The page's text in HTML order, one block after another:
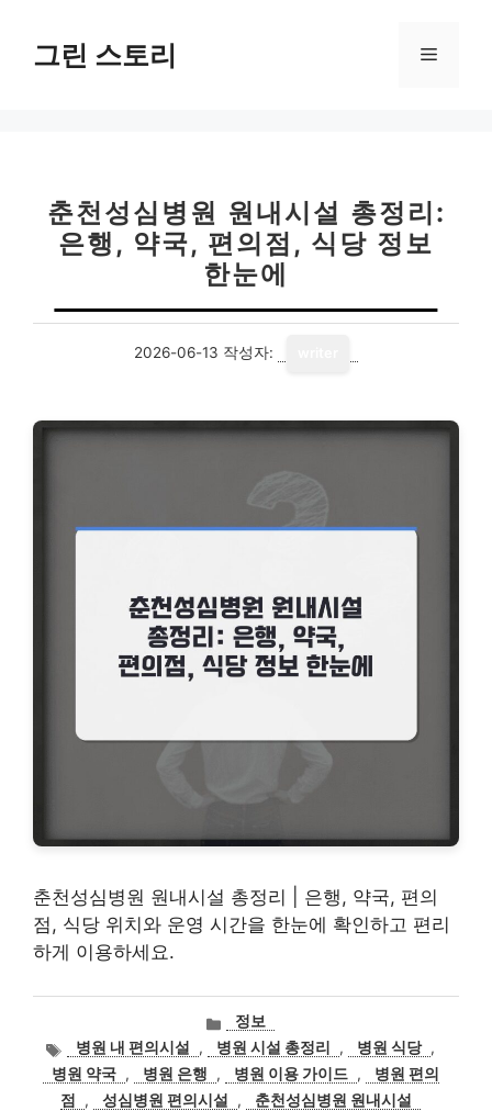
그린 스토리 메
춘천성심병원 원내시설 총정리:
은행, 약국, 편의점, 식당 정보
한눈에
2026-06-13 작성자:
춘천성심병원 원내시설 총정리 | 은행, 약국, 편의
점, 식당 위치와 운영 시간을 한눈에 확인하고 편리
하게 이용하세요.
카
테
고
리
정보
태
그
병원 내 편의시설 , 병원 시설 총정리 , 병원 식당 ,
병원 약국 , 병원 은행 , 병원 이용 가이드 ,
병원 편의
점
, 성심병원 편의시설 , 춘천성심병원 원내시설